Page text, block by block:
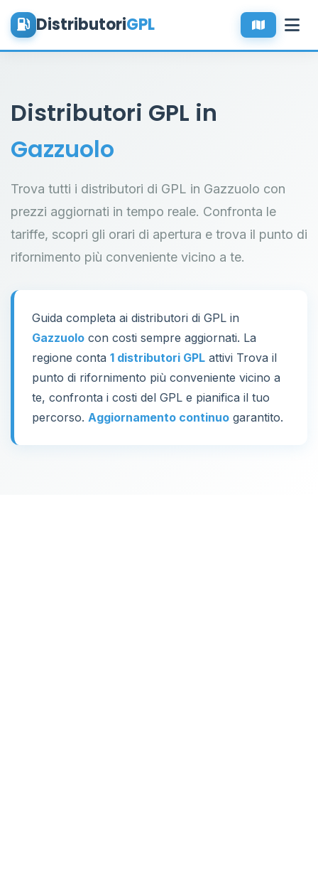
DistributoriGPL
Distributori GPL in
Gazzuolo
Trova tutti i distributori di GPL in Gazzuolo con
prezzi aggiornati in tempo reale. Confronta le
tariffe, scopri gli orari di apertura e trova il punto di
rifornimento più conveniente vicino a te.
Guida completa ai distributori di GPL in
Gazzuolo con costi sempre aggiornati. La
regione conta 1 distributori GPL attivi Trova il
punto di rifornimento più conveniente vicino a
te, confronta i costi del GPL e pianifica il tuo
percorso. Aggiornamento continuo garantito.